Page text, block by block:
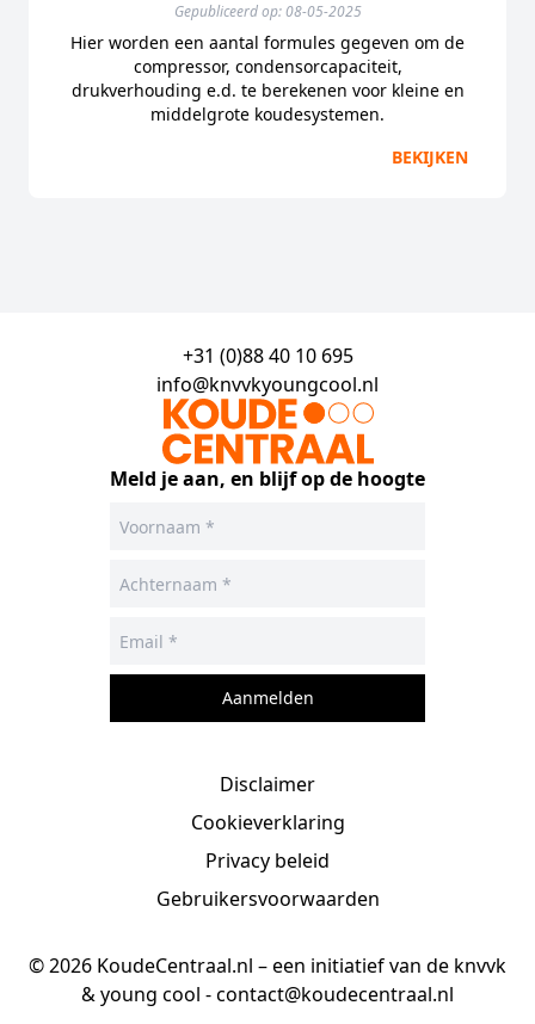
Gepubliceerd op: 08-05-2025
Hier worden een aantal formules gegeven om de
compressor, condensorcapaciteit,
drukverhouding e.d. te berekenen voor kleine en
middelgrote koudesystemen.
BEKIJKEN
+31 (0)88 40 10 695
info@knvvkyoungcool.nl
Meld je aan, en blijf op de hoogte
Aanmelden
© 2026 KoudeCentraal.nl – een initiatief van de knvvk
& young cool -contact@koudecentraal.nl
Disclaimer
Cookieverklaring
Privacy beleid
Gebruikersvoorwaarden